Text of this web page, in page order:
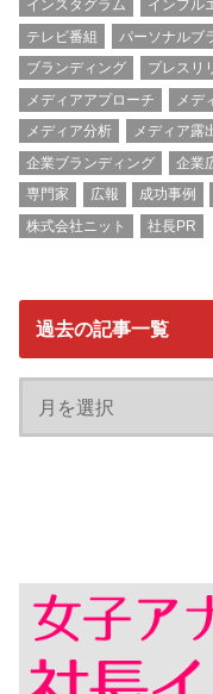
インスタグラム
インフル
テレビ番組
パーソナルブ
ブランディング
プレスリ
メディアアプローチ
メデ
メディア分析
メディア露
企業ブランディング
企業
専門家
広報 成功事例
株式会社ニット
社長PR
過去の記事一覧